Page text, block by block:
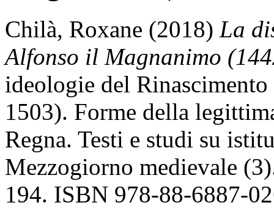
Chilà, Roxane (2018) La
Alfonso il Magnanimo
ideologie del
1503). Forme della
Regna. Testi e studi su
Mezzogiorno medievale
194. ISBN 978-88-6887-